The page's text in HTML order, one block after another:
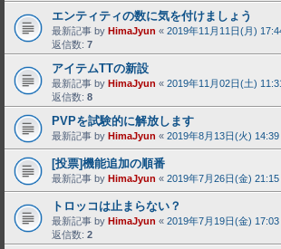
エンティティの数に気を付けましょう
最新記事 by HimaJyun « 2019年11月11日(月)
返信数: 7
アイテムTTの新設
最新記事 by HimaJyun « 2019年11月02日(土) 11:31
返信数: 8
PVPを試験的に解放します
最新記事 by HimaJyun « 2019年8月13日(火) 14:39
[投票]機能追加の順番
最新記事 by HimaJyun « 2019年7月26日(金) 21:15
トロッコは止まらない？
最新記事 by HimaJyun « 2019年7月19日(金) 17:03
返信数: 2